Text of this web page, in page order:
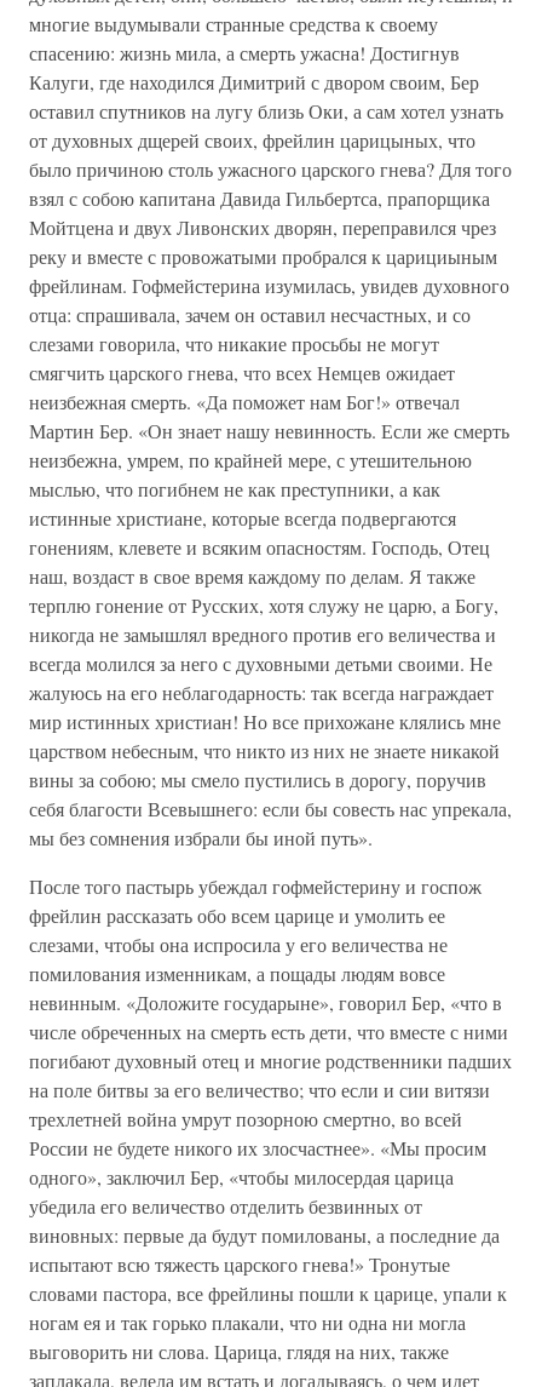
многие выдумывали странные средства к своему
спасению: жизнь мила, а смерть ужасна! Достигнув
Калуги, где находился Димитрий с двором своим, Бер
оставил спутников на лугу близь Оки, а сам хотел узнать
от духовных дщерей своих, фрейлин царицыных, что
было причиною столь ужасного царского гнева? Для того
взял с собою капитана Давида Гильбертса, прапорщика
Мойтцена и двух Ливонских дворян, переправился чрез
реку и вместе с провожатыми пробрался к царициыным
фрейлинам. Гофмейстерина изумилась, увидев духовного
отца: спрашивала, зачем он оставил несчастных, и со
слезами говорила, что никакие просьбы не могут
смягчить царского гнева, что всех Немцев ожидает
неизбежная смерть. «Да поможет нам Бог!» отвечал
Мартин Бер. «Он знает нашу невинность. Если же смерть
неизбежна, умрем, по крайней мере, с утешительною
мыслью, что погибнем не как преступники, а как
истинные христиане, которые всегда подвергаются
гонениям, клевете и всяким опасностям. Господь, Отец
наш, воздаст в свое время каждому по делам. Я также
терплю гонение от Русских, хотя служу не царю, а Богу,
никогда не замышлял вредного против его величества и
всегда молился за него с духовными детьми своими. Не
жалуюсь на его неблагодарность: так всегда награждает
мир истинных христиан! Но все прихожане клялись мне
царством небесным, что никто из них не знаете никакой
вины за собою; мы смело пустились в дорогу, поручив
себя благости Всевышнего: если бы совесть нас упрекала,
мы без сомнения избрали бы иной путь».
После того пастырь убеждал гофмейстерину и госпож
фрейлин рассказать обо всем царице и умолить ее
слезами, чтобы она испросила у его величества не
помилования изменникам, а пощады людям вовсе
невинным. «Доложите государыне», говорил Бер, «что в
числе обреченных на смерть есть дети, что вместе с ними
погибают духовный отец и многие родственники падших
на поле битвы за его величество; что если и сии витязи
трехлетней война умрут позорною смертно, во всей
России не будете никого их злосчастнее». «Мы просим
одного», заключил Бер, «чтобы милосердая царица
убедила его величество отделить безвинных от
виновных: первые да будут помилованы, а последние да
испытают всю тяжесть царского гнева!» Тронутые
словами пастора, все фрейлины пошли к царице, упали к
ногам ея и так горько плакали, что ни одна ни могла
выговорить ни слова. Царица, глядя на них, также
заплакала, велела им встать и догадываясь, о чем идет